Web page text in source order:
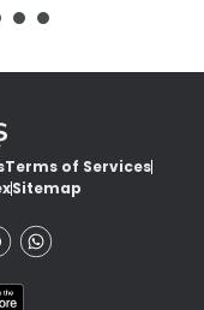
Terms of Services
Sitemap